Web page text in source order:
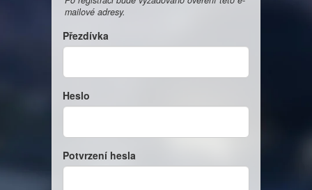
mailové adresy.
Přezdívka
Heslo
Potvrzení hesla